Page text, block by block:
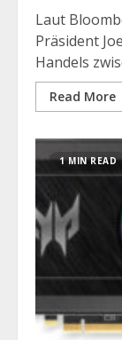
Laut
Präsident
Handels
Read More
1 MIN READ